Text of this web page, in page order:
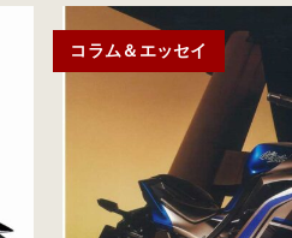
コラム＆エッセイ